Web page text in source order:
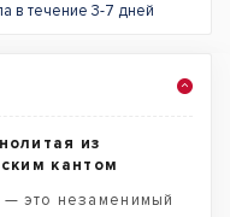
в течение 3-7 дней
из
кантом
это незаменимый